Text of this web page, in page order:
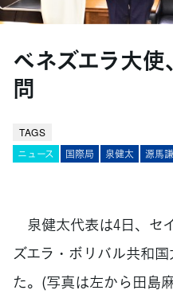
ベネズエラ大
問
TAGS
ニュース 国際局 泉健太 源馬
泉健太代表は4日、セ
ズエラ・ボリバル共和
た。(写真は左から田島